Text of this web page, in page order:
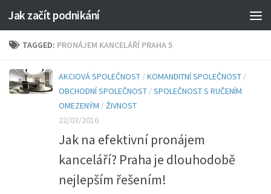
Jak začít podnikání
TAGGED: PRONÁJEM KANCELÁŘÍ PRAHA 5
AKCIOVÁ SPOLEČNOST /KOMANDITNÍ SPOLEČNOST /
OBCHODNÍ SPOLEČNOST /SPOLEČNOST S RUČENÍM
OMEZENÝM /ŽIVNOST
22/03/2016
Jak na efektivní pronájem
kanceláří? Praha je dlouhodobě
nejlepším řešením!